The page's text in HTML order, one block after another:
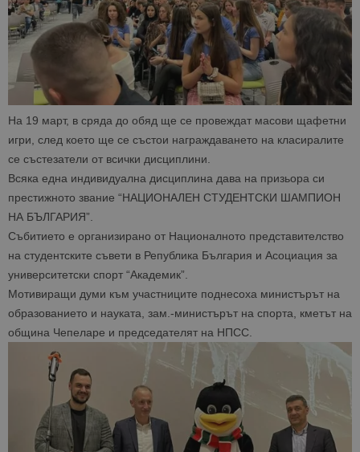
На 19 март, в сряда до обяд ще се провеждат масови щафетни
игри, след което ще се състои награждаването на класиралите
се състезатели от всички дисциплини.
Всяка една индивидуална дисциплина дава на призьора си
престижното звание “НАЦИОНАЛЕН СТУДЕНТСКИ ШАМПИОН
НА БЪЛГАРИЯ”.
Събитието е организирано от Националното представителство
на студентските съвети в Република България и Асоциация за
университетски спорт “Академик”.
Мотивиращи думи към участниците поднесоха министърът на
образованието и науката, зам.-министърът на спорта, кметът на
община Чепеларе и председателят на НПСС.